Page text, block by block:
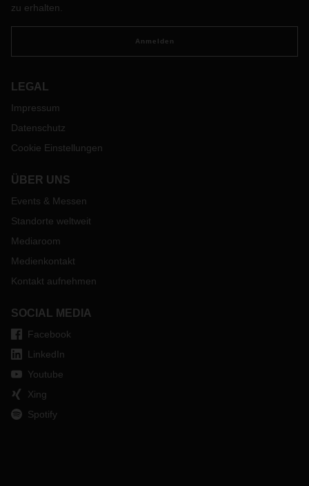
zu erhalten.
Anmelden
LEGAL
Impressum
Datenschutz
Cookie Einstellungen
ÜBER UNS
Events & Messen
Standorte weltweit
Mediaroom
Medienkontakt
Kontakt aufnehmen
SOCIAL MEDIA
Facebook
LinkedIn
Youtube
Xing
Spotify